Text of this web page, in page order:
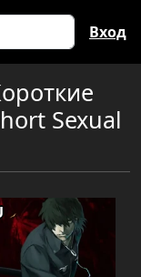
Вход
Sexual